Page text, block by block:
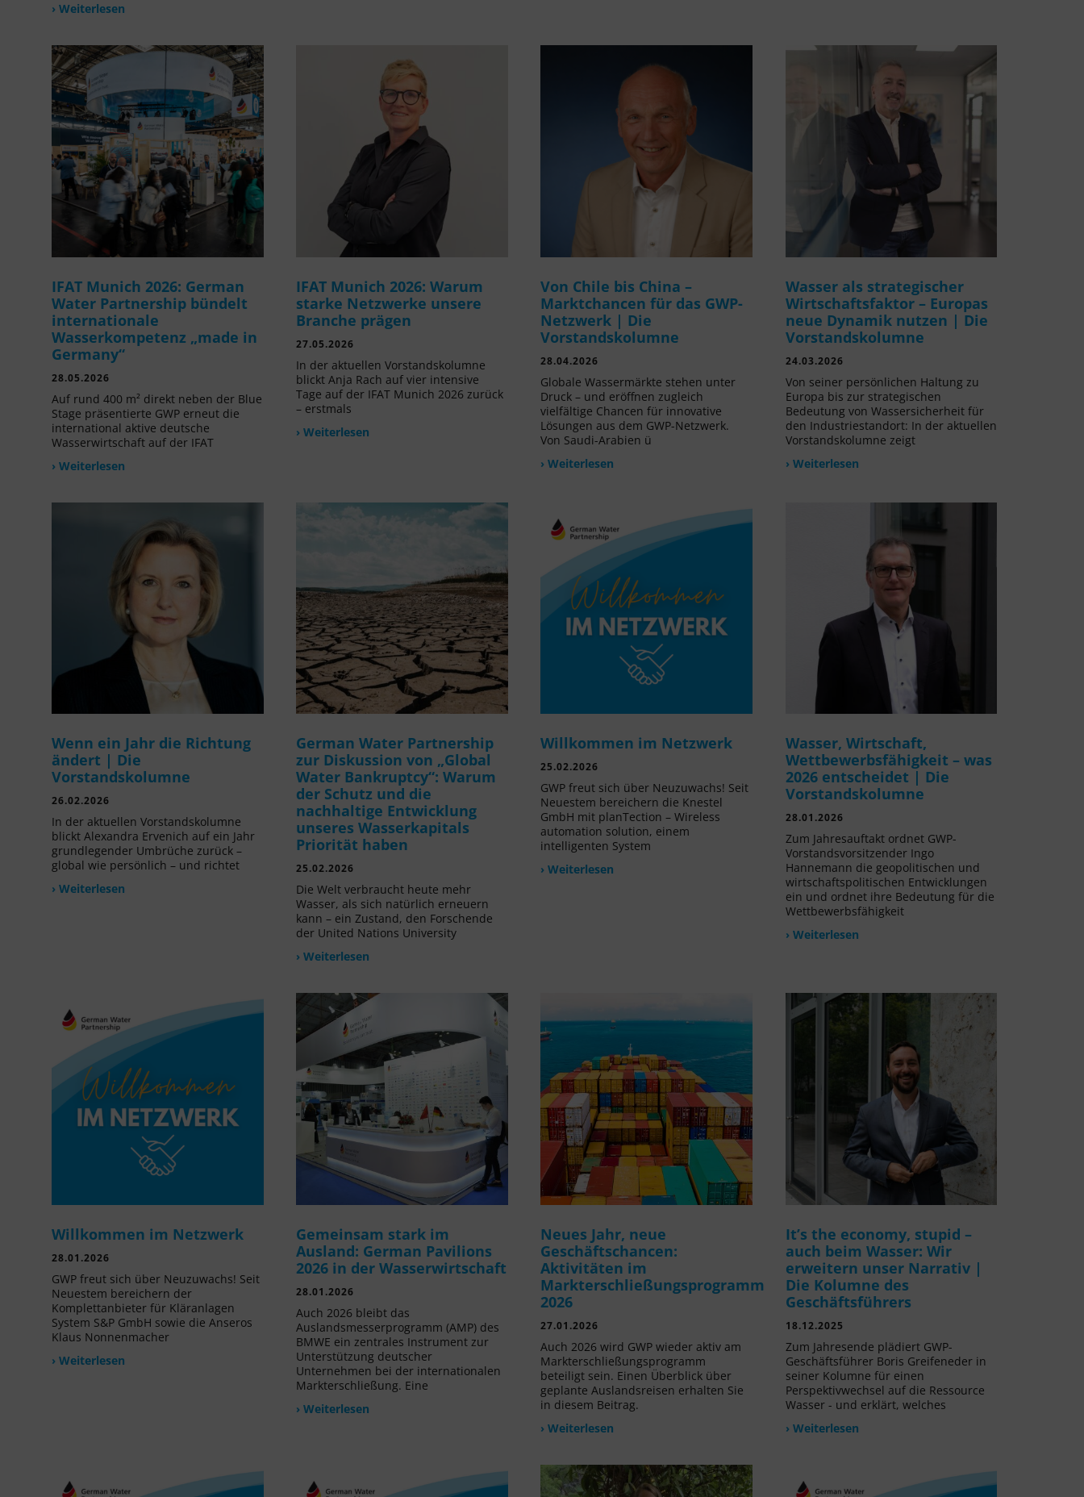
› Weiterlesen
IFAT Munich 2026: German
Water Partnership bündelt
internationale
Wasserkompetenz „made in
Germany“
28.05.2026
Auf rund 400 m² direkt neben der Blue
Stage präsentierte GWP erneut die
international aktive deutsche
Wasserwirtschaft auf der IFAT
› Weiterlesen
IFAT Munich 2026: Warum
starke Netzwerke unsere
Branche prägen
27.05.2026
In der aktuellen Vorstandskolumne
blickt Anja Rach auf vier intensive
Tage auf der IFAT Munich 2026 zurück
– erstmals
› Weiterlesen
Von Chile bis China –
Marktchancen für das GWP-
Netzwerk | Die
Vorstandskolumne
28.04.2026
Globale Wassermärkte stehen unter
Druck – und eröffnen zugleich
vielfältige Chancen für innovative
Lösungen aus dem GWP-Netzwerk.
Von Saudi-Arabien ü
› Weiterlesen
Wasser als strategischer
Wirtschaftsfaktor – Europas
neue Dynamik nutzen | Die
Vorstandskolumne
24.03.2026
Von seiner persönlichen Haltung zu
Europa bis zur strategischen
Bedeutung von Wassersicherheit für
den Industriestandort: In der aktuellen
Vorstandskolumne zeigt
› Weiterlesen
Wenn ein Jahr die Richtung
ändert | Die
Vorstandskolumne
26.02.2026
In der aktuellen Vorstandskolumne
blickt Alexandra Ervenich auf ein Jahr
grundlegender Umbrüche zurück –
global wie persönlich – und richtet
› Weiterlesen
German Water Partnership
zur Diskussion von „Global
Water Bankruptcy“: Warum
der Schutz und die
nachhaltige Entwicklung
unseres Wasserkapitals
Priorität haben
25.02.2026
Die Welt verbraucht heute mehr
Wasser, als sich natürlich erneuern
kann – ein Zustand, den Forschende
der United Nations University
› Weiterlesen
Willkommen im Netzwerk
25.02.2026
GWP freut sich über Neuzuwachs! Seit
Neuestem bereichern die Knestel
GmbH mit planTection – Wireless
automation solution, einem
intelligenten System
› Weiterlesen
Wasser, Wirtschaft,
Wettbewerbsfähigkeit – was
2026 entscheidet | Die
Vorstandskolumne
28.01.2026
Zum Jahresauftakt ordnet GWP-
Vorstandsvorsitzender Ingo
Hannemann die geopolitischen und
wirtschaftspolitischen Entwicklungen
ein und ordnet ihre Bedeutung für die
Wettbewerbsfähigkeit
› Weiterlesen
Willkommen im Netzwerk
28.01.2026
GWP freut sich über Neuzuwachs! Seit
Neuestem bereichern der
Komplettanbieter für Kläranlagen
System S&P GmbH sowie die Anseros
Klaus Nonnenmacher
› Weiterlesen
Gemeinsam stark im
Ausland: German Pavilions
2026 in der Wasserwirtschaft
28.01.2026
Auch 2026 bleibt das
Auslandsmesserprogramm (AMP) des
BMWE ein zentrales Instrument zur
Unterstützung deutscher
Unternehmen bei der internationalen
Markterschließung. Eine
› Weiterlesen
Neues Jahr, neue
Geschäftschancen:
Aktivitäten im
Markterschließungsprogramm
2026
27.01.2026
Auch 2026 wird GWP wieder aktiv am
Markterschließungsprogramm
beteiligt sein. Einen Überblick über
geplante Auslandsreisen erhalten Sie
in diesem Beitrag.
› Weiterlesen
It’s the economy, stupid –
auch beim Wasser: Wir
erweitern unser Narrativ |
Die Kolumne des
Geschäftsführers
18.12.2025
Zum Jahresende plädiert GWP-
Geschäftsführer Boris Greifeneder in
seiner Kolumne für einen
Perspektivwechsel auf die Ressource
Wasser - und erklärt, welches
› Weiterlesen